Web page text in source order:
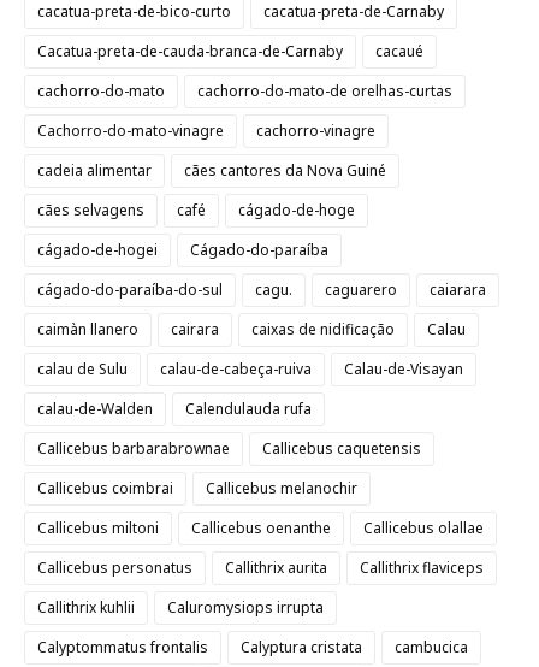
cacatua-preta-de-bico-curto
cacatua-preta-de-Carnaby
Cacatua-preta-de-cauda-branca-de-Carnaby
cacaué
cachorro-do-mato
cachorro-do-mato-de orelhas-curtas
Cachorro-do-mato-vinagre
cachorro-vinagre
cadeia alimentar
cães cantores da Nova Guiné
cães selvagens
café
cágado-de-hoge
cágado-de-hogei
Cágado-do-paraíba
cágado-do-paraíba-do-sul
cagu. caguarero
caiarara
caimàn llanero
cairara caixas de nidificação
Calau
calau de Sulu
calau-de-cabeça-ruiva
Calau-de-Visayan
calau-de-Walden
Calendulauda rufa
Callicebus barbarabrownae
Callicebus caquetensis
Callicebus coimbrai
Callicebus melanochir
Callicebus miltoni
Callicebus oenanthe
Callicebus olallae
Callicebus personatus
Callithrix aurita
Callithrix flaviceps
Callithrix kuhlii
Caluromysiops irrupta
Calyptommatus frontalis
Calyptura cristata
cambucica